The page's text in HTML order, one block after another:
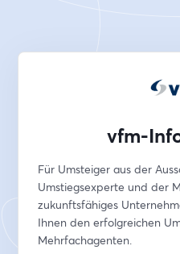
vfm-
Für Umsteiger aus der
Umstiegsexperte und der
zukunftsfähiges
Ihnen den erfolgreichen
Mehrfachagenten.